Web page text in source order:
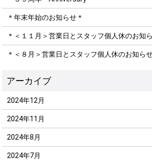
＊年末年始のお知らせ＊
＊＜１１月＞営業日とスタッフ個人休のお知
＊＜８月＞営業日とスタッフ個人休のお知ら
2024年12月
2024年11月
2024年8月
2024年7月